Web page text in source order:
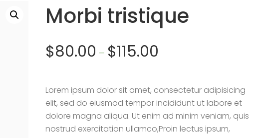
Morbi tristique
$80.00 – $115.00
Lorem ipsum dolor sit amet, consectetur adipisicing
elit, sed do eiusmod tempor incididunt ut labore et
dolore magna aliqua. Ut enim ad minim veniam, quis
nostrud exercitation ullamco,Proin lectus ipsum,